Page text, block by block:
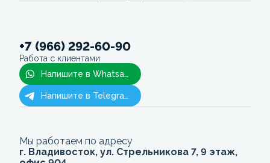
+7 (966) 292-60-90
Работа с клиентами
Напишите в Whatsapp
Напишите в Telegram
Мы работаем по адресу
г. Владивосток, ул. Стрельникова 7, 9 этаж,